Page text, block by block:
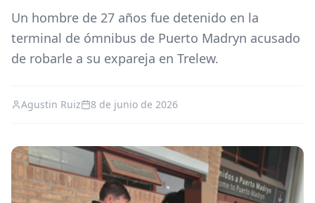
Un hombre de 27 años fue detenido en la
terminal de ómnibus de Puerto Madryn acusado
de robarle a su expareja en Trelew.
Agustin Ruiz 8 de junio de 2026